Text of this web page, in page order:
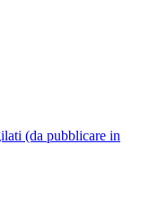
(da pubblicare in